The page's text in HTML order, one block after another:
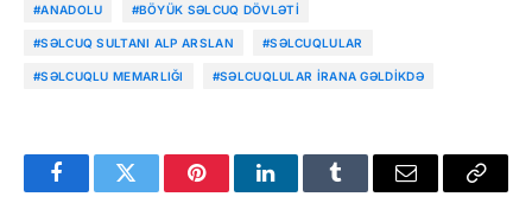
#ANADOLU #BÖYÜK SƏLCUQ DÖVLƏTI
#SƏLCUQ SULTANI ALP ARSLAN #SƏLCUQLULAR
#SƏLCUQLU MEMARLIĞI #SƏLCUQLULAR İRANA GƏLDIKDƏ
FacebookTwitter PinterestLinkedInTumblr Email
Copy